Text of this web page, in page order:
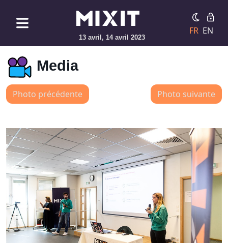
13 avril, 14 avril 2023
FR EN
Media
Photo précédente Photo suivante